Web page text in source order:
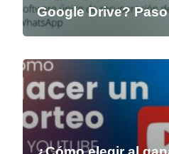
Google Drive?